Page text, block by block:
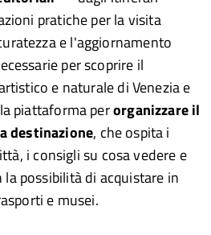
pratiche per la visita
e l'aggiornamento
per scoprire il
e naturale di Venezia e
piattaforma perorganizzare il
destinazione, che ospita i
i consigli su cosa vedere e
possibilità di acquistare in
e musei.